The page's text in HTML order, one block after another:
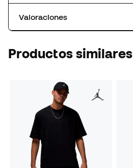
Valoraciones
Productos similares